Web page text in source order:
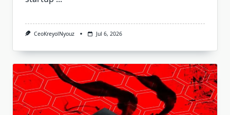
CeoKreyolNyouz Jul 6, 2026